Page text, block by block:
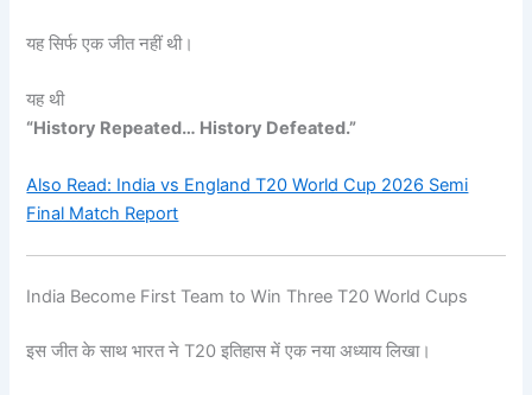
यह सिर्फ एक जीत नहीं थी।
यह थी
“History Repeated… History Defeated.”
Also Read: India vs England T20 World Cup 2026 Semi
Final Match Report
India Become First Team to Win Three T20 World Cups
इस जीत के साथ भारत ने T20 इतिहास में एक नया अध्याय लिखा।